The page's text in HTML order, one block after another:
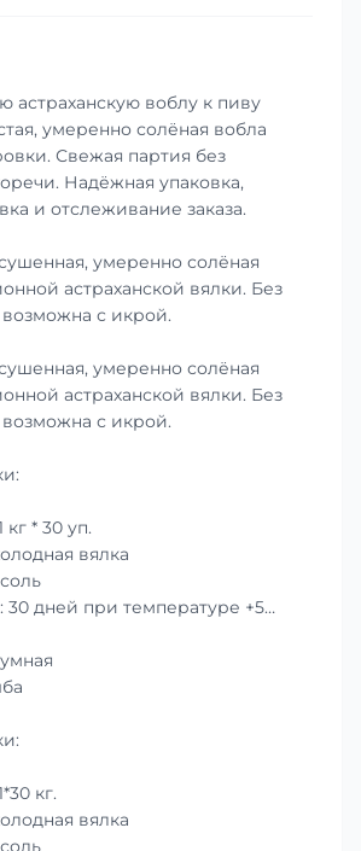
астраханскую воблу к пиву
умеренно солёная вобла
Свежая партия без
Надёжная упаковка,
и отслеживание заказа.
умеренно солёная
астраханской вялки. Без
возможна с икрой.
умеренно солёная
астраханской вялки. Без
возможна с икрой.
кг * 30 уп.
вялка
30 дней при температуре +5…
кг.
вялка